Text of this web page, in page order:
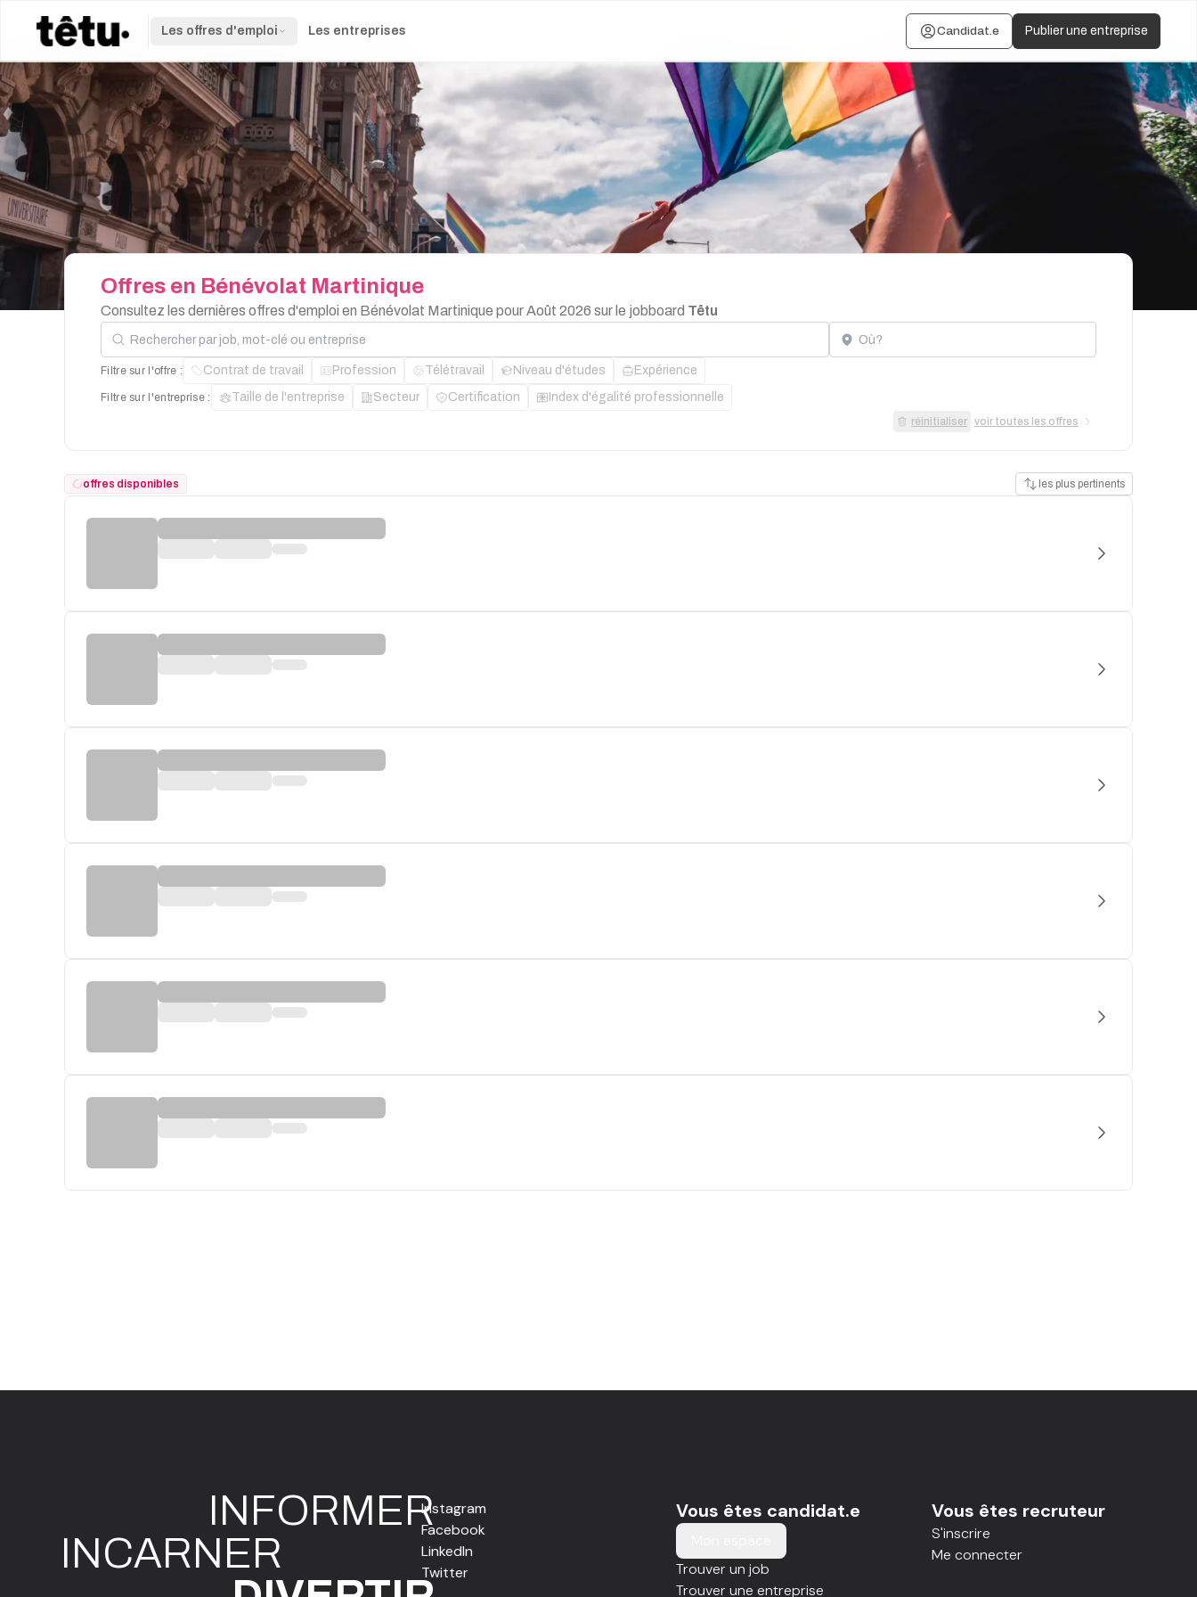
Les offres d'emploi Les entreprises Candidat.e Publier une entreprise
Offres en Bénévolat Martinique
Consultez les dernières offres d'emploi en Bénévolat Martinique pour Août 2026 sur le jobboard Têtu
Rechercher par job, mot-clé ou entreprise Localisation
Filtre sur l'offre : Contrat de travail Profession Télétravail Niveau d'études Expérience
Filtre sur l'entreprise : Taille de l'entreprise Secteur Certification Index d'égalité professionnelle
réinitialiser voir toutes les offres
offres disponibles les plus pertinents
INFORMER
INCARNER
Instagram
Facebook
LinkedIn
Twitter
Vous êtes candidat.e
Trouver un job
Trouver une entreprise
Vous êtes recruteur
S'inscrire
Me connecter